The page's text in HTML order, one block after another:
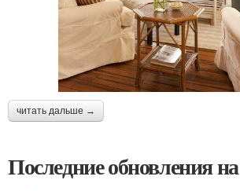
читать дальше →
Последние обновления